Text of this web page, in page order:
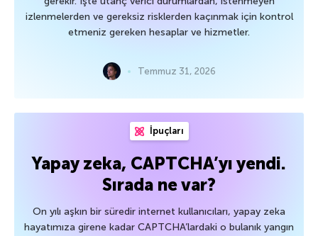
izlenmelerden ve gereksiz risklerden kaçınmak için kontrol
etmeniz gereken hesaplar ve hizmetler.
Temmuz 31, 2026
İpuçları
Yapay zeka, CAPTCHA’yı yendi.
Sırada ne var?
On yılı aşkın bir süredir internet kullanıcıları, yapay zeka
hayatımıza girene kadar CAPTCHA’lardaki o bulanık yangın